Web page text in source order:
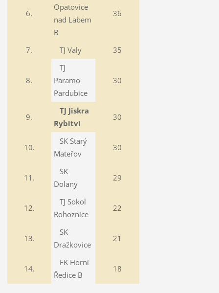
6.
Opatovice
nad Labem
B
36
7. TJ Valy 35
8.
TJ
Paramo
Pardubice
30
9.
TJ Jiskra
Rybitví
30
10.
SK Starý
Mateřov
30
11.
SK
Dolany
29
12.
TJ Sokol
Rohoznice
22
13.
SK
Dražkovice
21
14.
FK Horní
Ředice B
18